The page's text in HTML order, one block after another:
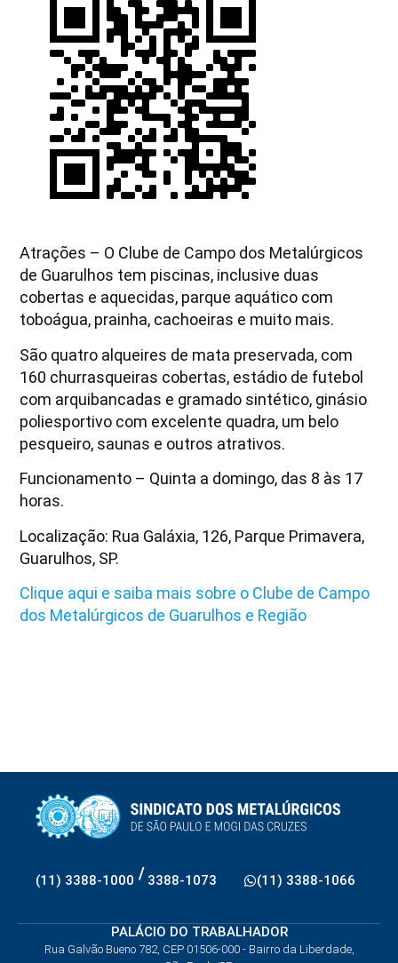
Atrações – O Clube de Campo dos Metalúrgicos
de Guarulhos tem piscinas, inclusive duas
cobertas e aquecidas, parque aquático com
toboágua, prainha, cachoeiras e muito mais.
São quatro alqueires de mata preservada, com
160 churrasqueiras cobertas, estádio de futebol
com arquibancadas e gramado sintético, ginásio
poliesportivo com excelente quadra, um belo
pesqueiro, saunas e outros atrativos.
Funcionamento – Quinta a domingo, das 8 às 17
horas.
Localização: Rua Galáxia, 126, Parque Primavera,
Guarulhos, SP.
Clique aqui e saiba mais sobre o Clube de Campo
dos Metalúrgicos de Guarulhos e Região
(11) 3388-1000 / 3388-1073 (11) 3388-1066
PALÁCIO DO TRABALHADOR
Rua Galvão Bueno 782, CEP 01506-000 - Bairro da Liberdade,